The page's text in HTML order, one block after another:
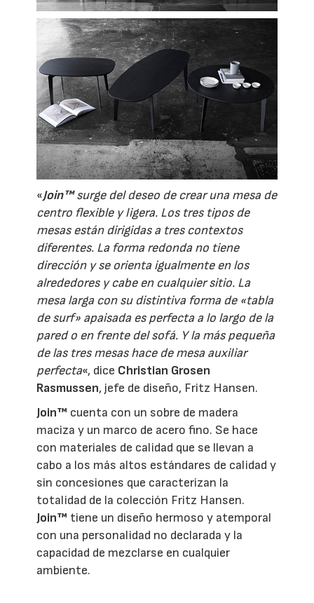
«Join™surge del deseo de crear una mesa de
centro flexible y ligera. Los tres tipos de
mesas están dirigidas a tres contextos
diferentes. La forma redonda no tiene
dirección y se orienta igualmente en los
alrededores y cabe en cualquier sitio. La
mesa larga con su distintiva forma de «tabla
de surf» apaisada es perfecta a lo largo de la
pared o en frente del sofá. Y la más pequeña
de las tres mesas hace de mesa auxiliar
perfecta«, dice Christian Grosen
Rasmussen, jefe de diseño, Fritz Hansen.
Join™ cuenta con un sobre de madera
maciza y un marco de acero fino. Se hace
con materiales de calidad que se llevan a
cabo a los más altos estándares de calidad y
sin concesiones que caracterizan la
totalidad de la colección Fritz Hansen.
Join™ tiene un diseño hermoso y atemporal
con una personalidad no declarada y la
capacidad de mezclarse en cualquier
ambiente.